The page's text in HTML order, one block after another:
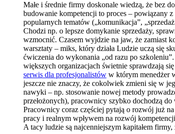
Małe i średnie firmy doskonale wiedzą, że bez
budowanie kompetencji to proces – powiązany
popularnych tematów („komunikacja”,
Chodzi np. o lepsze domykanie sprzedaży,
wzmocnić. Czasem wyjdzie na jaw, że zamiast
warsztaty – miks, który działa Ludzie uczą się
ćwiczenia do wykonania „od razu po
większych organizacjach świetnie sprawdzają
serwis dla profesjonalistów w którym menedżer
jeszcze nie znaczy, że cokolwiek zmieni się w
nawyki – np. stosowanie nowej metody
przełożonych), pracownicy szybko dochodzą
Pracownicy coraz częściej pytają o rozwój już
pracy i realnym wpływem na rozwój
A tacy ludzie są najcenniejszym kapitałem